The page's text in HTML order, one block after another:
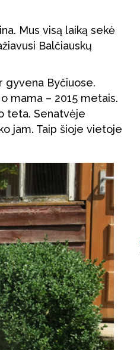
Mus visą laiką sekė
Balčiauskų
gyvena Byčiuose.
mama – 2015 metais.
teta. Senatvėje
jam. Taip šioje vietoje